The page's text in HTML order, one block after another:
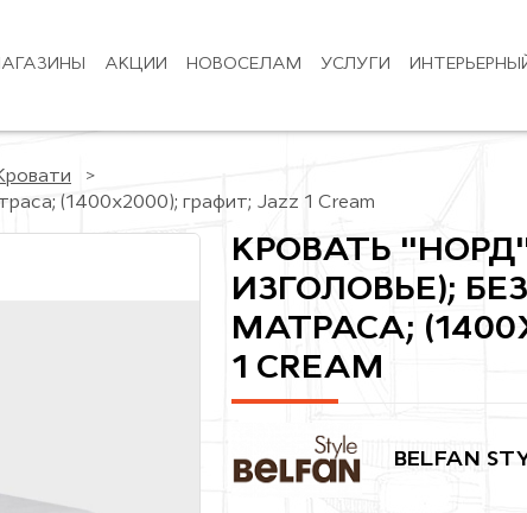
АКЦИИ НОВОСЕЛАМ УСЛУГИ
(1400x2000); графит; Jazz 1 Cream
КРОВАТЬ
ИЗГОЛОВЬЕ);
МАТРАСА;
1 CREAM
BELFAN